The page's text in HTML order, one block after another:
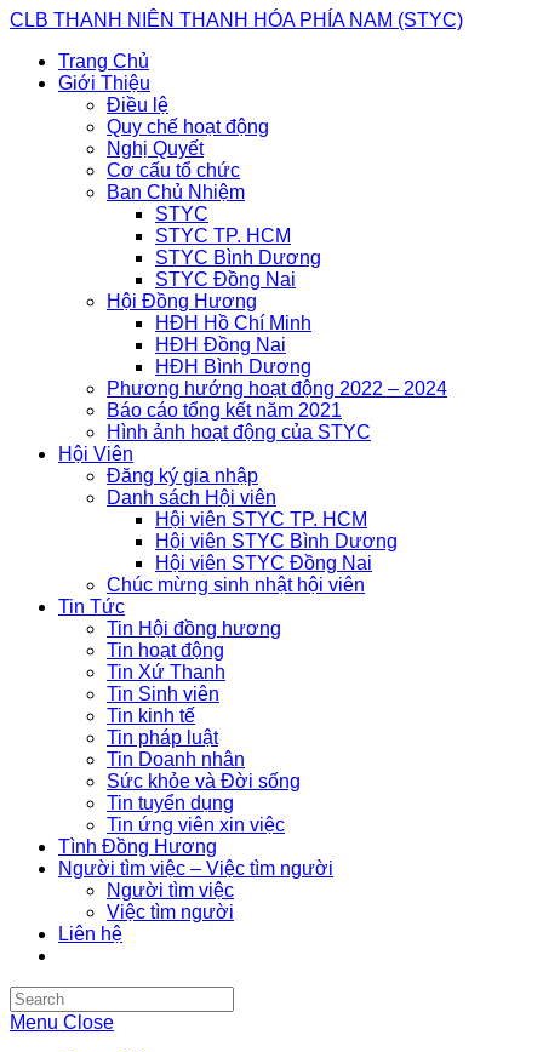
Skip
content
CLB THANH NIÊN THANH HÓA PHÍA NAM (STYC)
Trang Chủ
Giới Thiệu
Điều lệ
Quy chế hoạt động
Nghị Quyết
Cơ cấu tổ chức
Ban Chủ Nhiệm
STYC
STYC TP. HCM
STYC Bình Dương
STYC Đồng Nai
Hội Đồng Hương
HĐH Hồ Chí Minh
HĐH Đồng Nai
HĐH Bình Dương
Phương hướng hoạt động 2022 – 2024
Báo cáo tổng kết năm 2021
Hình ảnh hoạt động của STYC
Hội Viên
Đăng ký gia nhập
Danh sách Hội viên
Hội viên STYC TP. HCM
Hội viên STYC Bình Dương
Hội viên STYC Đồng Nai
Chúc mừng sinh nhật hội viên
Tin Tức
Tin Hội đồng hương
Tin hoạt động
Tin Xứ Thanh
Tin Sinh viên
Tin kinh tế
Tin pháp luật
Tin Doanh nhân
Sức khỏe và Đời sống
Tin tuyển dụng
Tin ứng viên xin việc
Tình Đồng Hương
Người tìm việc – Việc tìm người
Người tìm việc
Việc tìm người
Liên hệ
Search
this
Menu Close